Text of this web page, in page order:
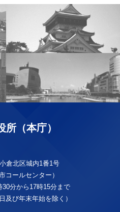
所（本庁）
倉北区城内1番1号
コールセンター）
30分から17時15分まで
及び年末年始を除く）